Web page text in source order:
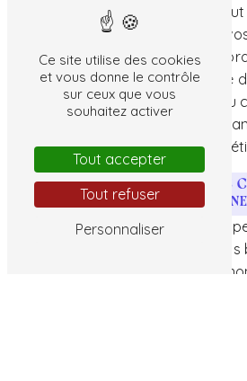
Nos fleuristes mettront
comprendre vos envies et
réaliser la composition
saura vous ravir. La qualité
végétaux utilisés est au
préoccupations,
durables et
Contactez La Clef des
sublimer vos
N'hésitez plus et faites
Champs pour tous vos
composition florale à
Ce site utilise des cookies
et vous donne le contrôle
sur ceux que vous
souhaitez activer
Tout accepter
Tout refuser
Personnaliser